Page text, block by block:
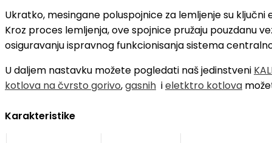
Ukratko, mesingane poluspojnice za lemljenje su
Kroz proces lemljenja, ove spojnice pružaju pouzdanu
osiguravanju ispravnog funkcionisanja sistema
U daljem nastavku možete pogledati naš jedinstveni
kotlova na čvrsto gorivo,gasnih ieletktro kotlova
Karakteristike